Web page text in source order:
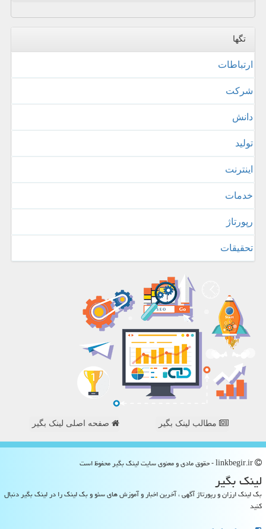
تگها
ارتباطات
شركت
دانش
تولید
اینترنت
خدمات
رپورتاژ
تحقیقات
مطالب لینک بگیر صفحه اصلی لینک بگیر
لینك بگیر
بک لینک ارزان و رپورتاژ آگهی ، آخرین اخبار و آموزش های سئو و بک لینک را در لینک بگیر دنبال
کنید